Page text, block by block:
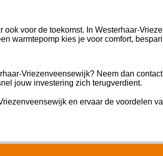
voor de toekomst. In Westerhaar-
warmtepomp kies je voor comfort,
Vriezenveensewijk? Neem dan
jouw investering zich terugverdient.
en ervaar de voordelen